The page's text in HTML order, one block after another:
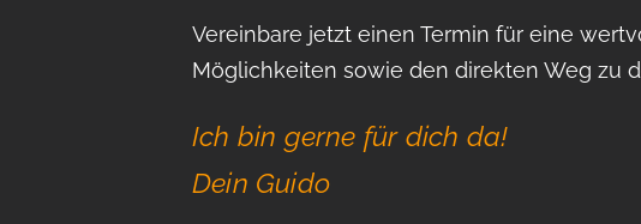
Vereinbare jetzt einen Termin für eine
Möglichkeiten sowie den direkten Weg zu
Ich bin gerne für dich da!
Dein Guido